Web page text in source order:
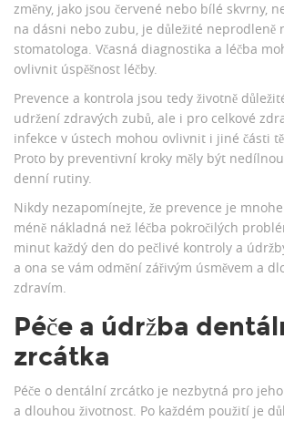
změny, jako jsou červené nebo bílé skvrny,
na dásni nebo zubu, je důležité neprodleně
stomatologa. Včasná diagnostika a léčba
ovlivnit úspěšnost léčby.
Prevence a kontrola jsou tedy životně
udržení zdravých zubů, ale i pro celkové
infekce v ústech mohou ovlivnit i jiné části
Proto by preventivní kroky měly být
denní rutiny.
Nikdy nezapomínejte, že prevence je
méně nákladná než léčba pokročilých
minut každý den do pečlivé kontroly a
a ona se vám odmění zářivým úsměvem a
zdravím.
Péče a údržba
zrcátka
Péče o dentální zrcátko je nezbytná pro
a dlouhou životnost. Po každém použití je